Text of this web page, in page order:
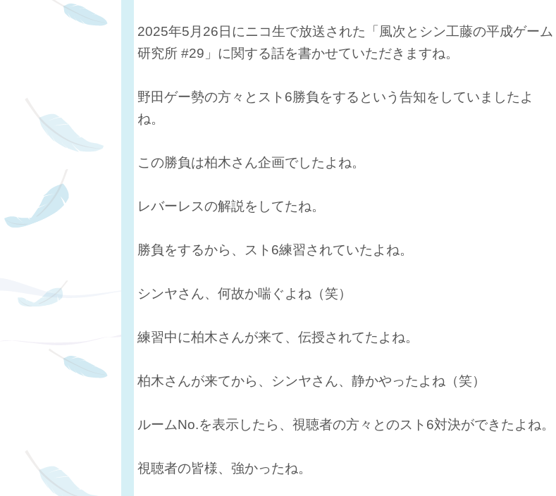
2025年5月26日にニコ生で放送された「風次とシン工藤の平成ゲーム
研究所 #29」に関する話を書かせていただきますね。
野田ゲー勢の方々とスト6勝負をするという告知をしていましたよ
ね。
この勝負は柏木さん企画でしたよね。
レバーレスの解説をしてたね。
勝負をするから、スト6練習されていたよね。
シンヤさん、何故か喘ぐよね（笑）
練習中に柏木さんが来て、伝授されてたよね。
柏木さんが来てから、シンヤさん、静かやったよね（笑）
ルームNo.を表示したら、視聴者の方々とのスト6対決ができたよね。
視聴者の皆様、強かったね。